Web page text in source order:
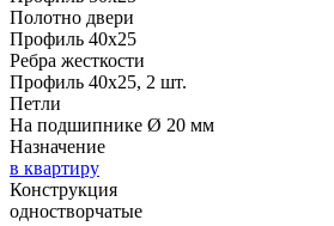
Рисунок 15
Д-35 С
Полотно двери
Профиль 40х25
Ребра жесткости
Профиль 40х25, 2 шт.
Петли
На подшипнике Ø 20 мм
Назначение
в квартиру
Конструкция
одностворчатые